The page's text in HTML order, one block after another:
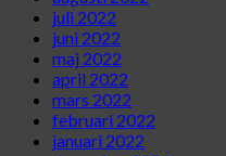
juli 2022
juni 2022
maj 2022
april 2022
mars 2022
februari 2022
januari 2022